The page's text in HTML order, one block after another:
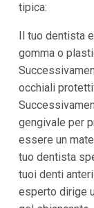
tipica:
Il tuo dentista
gomma o
occhiali
gengivale per
essere un
tuo dentista
tuoi denti
esperto dirige